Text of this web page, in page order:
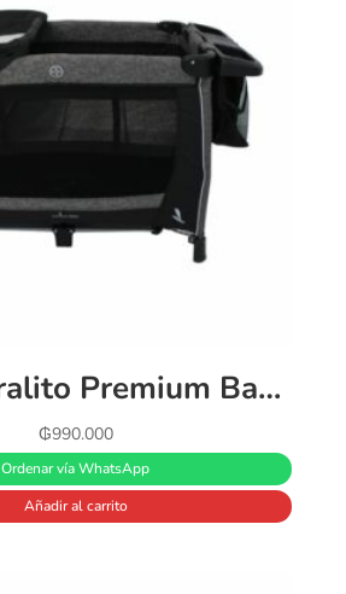
Cuna Corralito Premium Baby Toronto con Cambiador negro
₲990.000
Ordenar vía WhatsApp
Añadir al carrito